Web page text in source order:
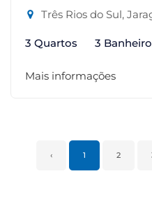
Três Rios do Sul,
3 Quartos 3
Mais informações
‹ 1 2